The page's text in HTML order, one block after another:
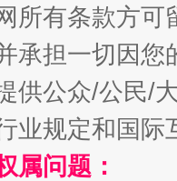
"炒
所有条款方
承担一切因
供公众/公民/
业规定和国
属问题：